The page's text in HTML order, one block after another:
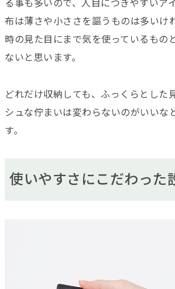
る事も多いので、人目につきやすいア
布は薄さや小ささを謳うものは多いけ
時の見た目にまで気を使っているもの
ないと思います。
どれだけ収納しても、ふっくらとした
シュな佇まいは変わらないのがいいな
す。
使いやすさにこだわった